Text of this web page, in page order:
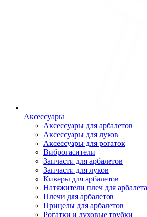
Аксессуары
Аксессуары для арбалетов
Аксессуары для луков
Аксессуары для рогаток
Виброгасители
Запчасти для арбалетов
Запчасти для луков
Киверы для арбалетов
Натяжители плеч для арбалета
Плечи для арбалетов
Прицелы для арбалетов
Рогатки и духовые трубки